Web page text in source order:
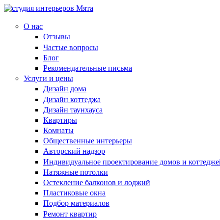
О нас
Отзывы
Частые вопросы
Блог
Рекомендательные письма
Услуги и цены
Дизайн дома
Дизайн коттеджа
Дизайн таунхауса
Квартиры
Комнаты
Общественные интерьеры
Авторский надзор
Индивидуальное проектирование домов и
Натяжные потолки
Остекление балконов и лоджий
Пластиковые окна
Подбор материалов
Ремонт квартир